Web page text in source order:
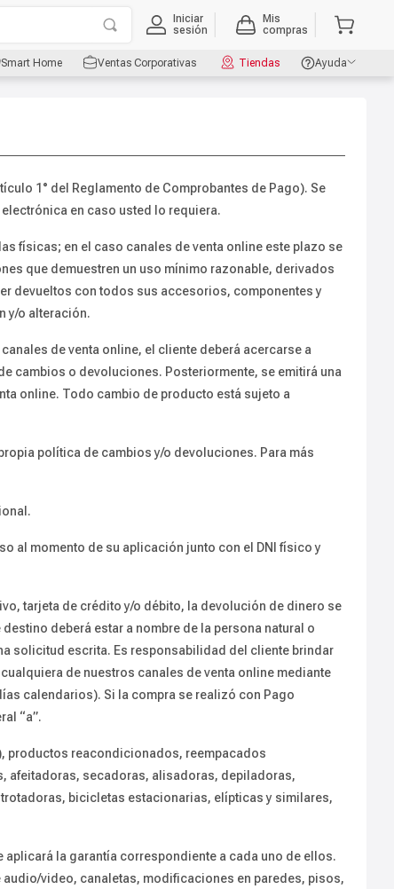
Iniciar
sesión
Mis
compras
Smart Home Ventas Corporativas Tiendas Ayuda
1° del Reglamento de Comprobantes de Pago). Se
en caso usted lo requiera.
físicas; en el caso canales de venta online este plazo se
que demuestren un uso mínimo razonable, derivados
devueltos con todos sus accesorios, componentes y
y/o alteración.
de venta online, el cliente deberá acercarse a
cambios o devoluciones. Posteriormente, se emitirá una
online. Todo cambio de producto está sujeto a
política de cambios y/o devoluciones. Para más
al momento de su aplicación junto con el DNI físico y
tarjeta de crédito y/o débito, la devolución de dinero se
deberá estar a nombre de la persona natural o
solicitud escrita. Es responsabilidad del cliente brindar
de nuestros canales de venta online mediante
calendarios). Si la compra se realizó con Pago
“a”.
productos reacondicionados, reempacados
afeitadoras, secadoras, alisadoras, depiladoras,
bicicletas estacionarias, elípticas y similares,
la garantía correspondiente a cada uno de ellos.
video, canaletas, modificaciones en paredes, pisos,